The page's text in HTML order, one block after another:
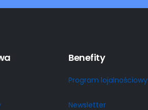
Benefity
Program lojalnościowy
Newsletter